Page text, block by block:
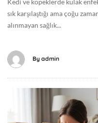
0
6
-
T
sık karşılaştığı ama çoğu
alınmayan sağlık...
By admin